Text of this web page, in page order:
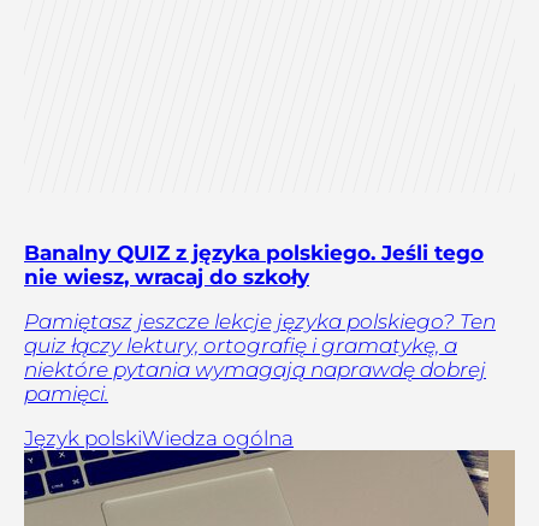
Banalny QUIZ z języka polskiego. Jeśli tego
nie wiesz, wracaj do szkoły
Pamiętasz jeszcze lekcje języka polskiego? Ten
quiz łączy lektury, ortografię i gramatykę, a
niektóre pytania wymagają naprawdę dobrej
pamięci.
Język polskiWiedza ogólna